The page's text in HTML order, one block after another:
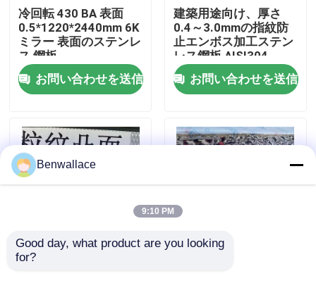
わたしたち に つい て
工場ツアー
品質管理
連絡 ください
ニュース
冷回転 430 BA 表面
0.5*1220*2440mm 6K
ミラー 表面のステンレ
ス 鋼板
お問い合わせを送信
建築用途向け、厚さ
0.4～3.0mmの指紋防
止エンボス加工ステン
レス鋼板 AISI304
お問い合わせを送信
A
Benwallace
9:10 PM
Good day, what product are you looking
for?